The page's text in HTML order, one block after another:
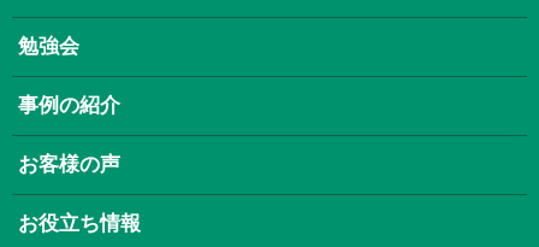
勉強会
事例の紹介
お客様の声
お役立ち情報